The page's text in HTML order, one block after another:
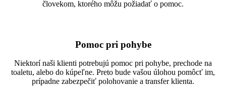
človekom, ktorého môžu požiadať o pomoc.
Pomoc pri pohybe
Niektorí naši klienti potrebujú pomoc pri pohybe, prechode na
toaletu, alebo do kúpeľne. Preto bude vašou úlohou pomôcť im,
prípadne zabezpečiť polohovanie a transfer klienta.